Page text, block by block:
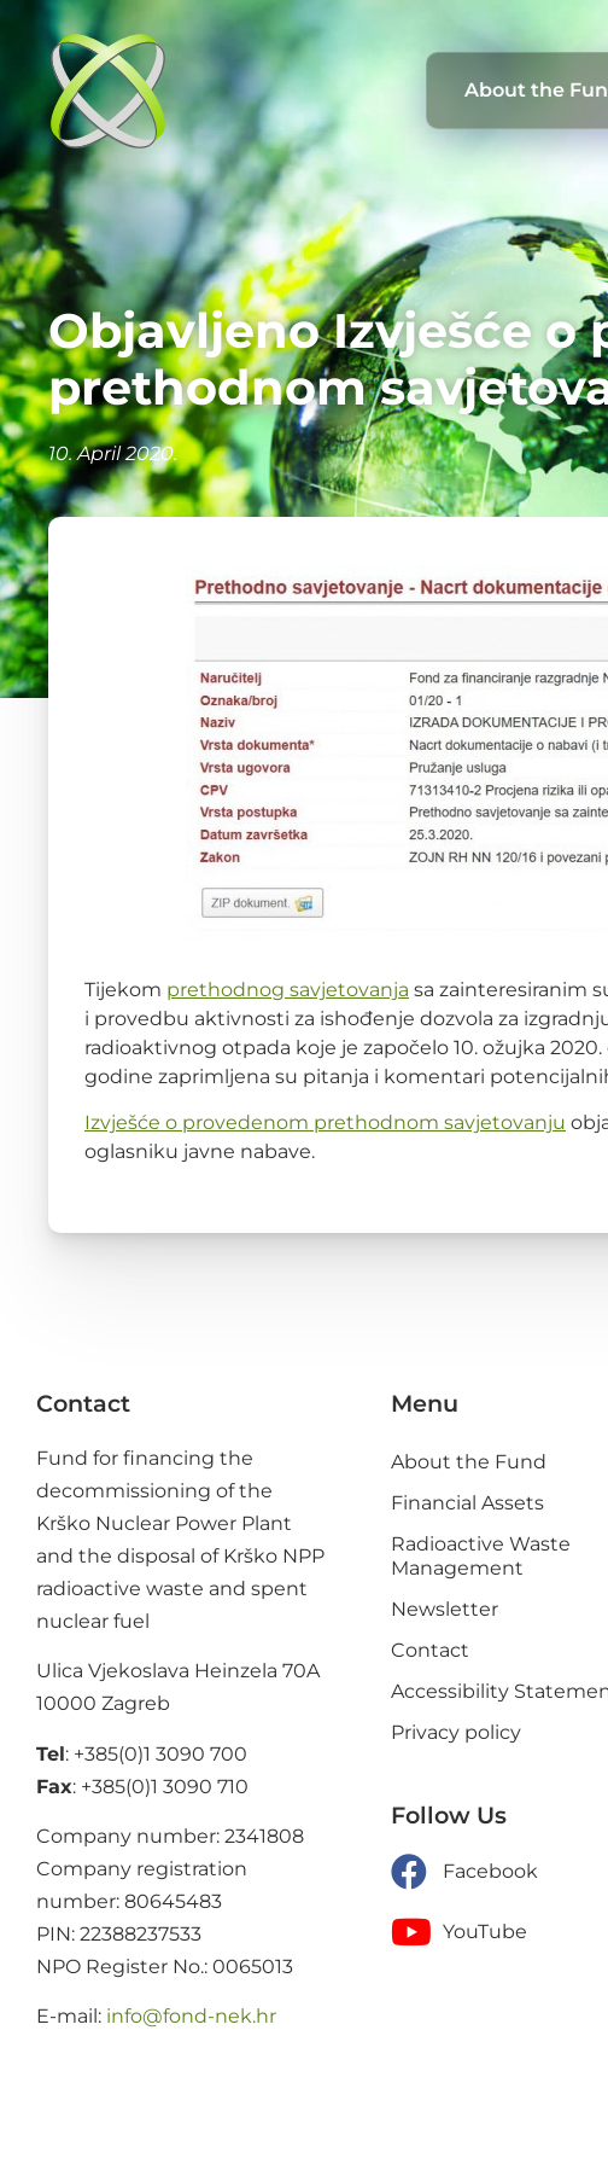
About the
Objavljeno Izvješće o
prethodnom
10. April 2020.
Tijekom prethodnog savjetovanja sa zainteresiranim
i provedbu aktivnosti za ishođenje dozvola za
radioaktivnog otpada koje je započelo 10. ožujka
godine zaprimljena su pitanja i komentari
Izvješće o provedenom prethodnom savjetovanju
oglasniku javne nabave.
Contact
Fund for financing the
decommissioning of the
Krško Nuclear Power Plant
and the disposal of Krško NPP
radioactive waste and spent
nuclear fuel
Ulica Vjekoslava Heinzela 70A
10000 Zagreb
Tel: +385(0)1 3090 700
Fax: +385(0)1 3090 710
Company number: 2341808
Company registration
number: 80645483
PIN: 22388237533
NPO Register No.: 0065013
E-mail: rh.ken-dnof
@ofni
Menu
About the Fund
Financial Assets
Radioactive Waste
Management
Newsletter
Contact
Accessibility
Privacy policy
Follow Us
Facebook
YouTube